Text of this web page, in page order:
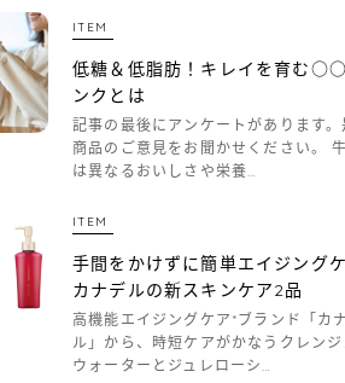
ITEM
低糖＆低脂肪！キレイを育む
ンクとは
記事の最後にアンケートがあります
商品のご意見をお聞かせください。
は異なるおいしさや栄養…
ITEM
手間をかけずに簡単エイジング
カナデルの新スキンケア2品
高機能エイジングケア*ブランド「カ
ル」から、時短ケアがかなうクレン
ウォーターとジュレローシ…